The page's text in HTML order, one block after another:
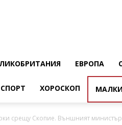
ЕВРОПА
СПОРТ ХОРОСКОП
срещу Скопие. Външният министър